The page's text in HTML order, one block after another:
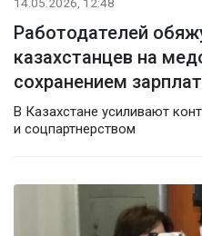
Работодателей
казахстанцев на
сохранением
В Казахстане усиливают
и соцпартнерством